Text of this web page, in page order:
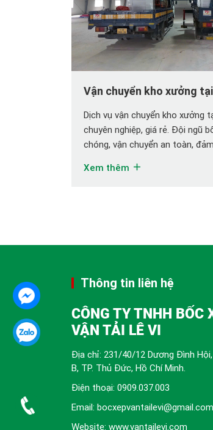
Vận chuyển kho xưởng
Dịch vụ vận chuyển kho xưởng
chuyên nghiệp, giá rẻ. Đội ngũ
chóng, vận chuyển an toàn,
không đơn giản như chuyển nhà
Xem thêm
Thông tin liên hệ
CÔNG TY TNHH BỐC
VẬN TẢI LÊ VI
Địa chỉ: 231/40/12 Dương Đình Hội,
B, TP. Thủ Đức, Hồ Chí Minh.
Điện thoại: 0909.037.003
Email: bocxepvantailevi@gmail.com
Website: www.vantailevi.com